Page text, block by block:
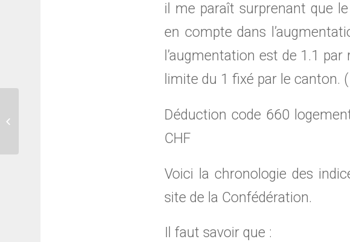
il me paraît surprenant que le
en compte dans
l’augmentation est de 1.1
limite du 1 fixé par le canton. (
Déduction code 660
CHF
Voici la chronologie des
site de la Confédération.
Il faut savoir que :